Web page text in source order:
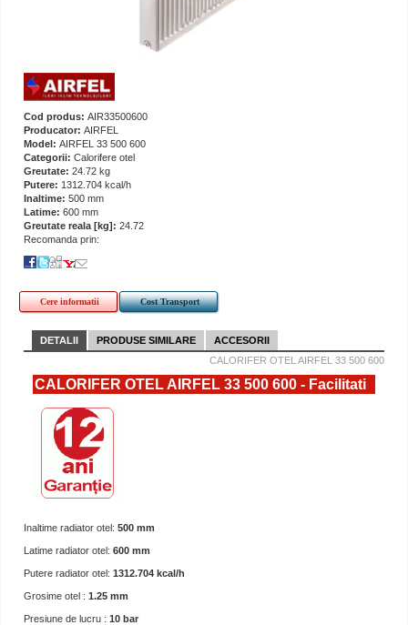
Cod produs: AIR33500600
Producator: AIRFEL
Model: AIRFEL 33 500 600
Categorii: Calorifere otel
Greutate: 24.72 kg
Putere: 1312.704 kcal/h
Inaltime: 500 mm
Latime: 600 mm
Greutate reala [kg]: 24.72
Recomanda prin:
Cere informatii Cost Transport
DETALII PRODUSE SIMILARE
ACCESORII
CALORIFER OTEL AIRFEL 33 500 600
CALORIFER OTEL AIRFEL 33 500 600 - Facilitati
Inaltime radiator otel: 500 mm
Latime radiator otel: 600 mm
Putere radiator otel: 1312.704 kcal/h
Grosime otel : 1.25 mm
Presiune de lucru : 10 bar